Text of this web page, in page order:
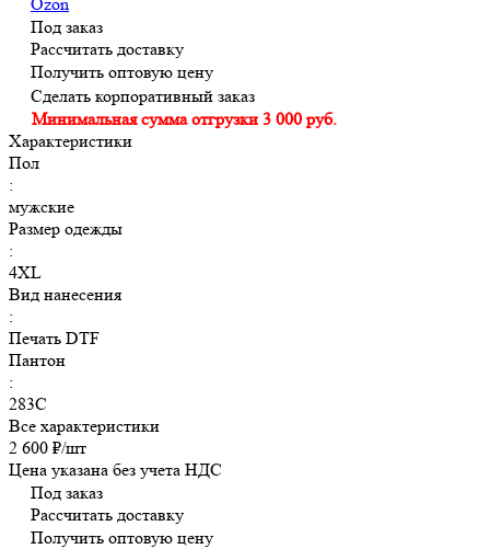
Под заказ
Рассчитать доставку
Получить оптовую цену
Сделать корпоративный заказ
Минимальная сумма отгрузки 3 000 руб.
Характеристики
Пол
:
мужские
Размер одежды
:
4XL
Вид нанесения
:
Печать DTF
Пантон
:
283C
Все характеристики
2 600 ₽/шт
Цена указана без учета НДС
Под заказ
Рассчитать доставку
Получить оптовую цену